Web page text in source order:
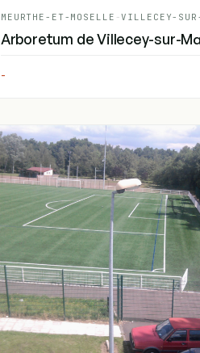
MEURTHE-ET-MOSELLE -VILLECEY-
Arboretum de Villecey-sur-
-